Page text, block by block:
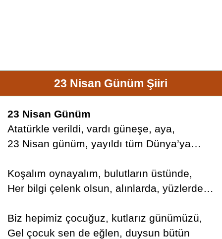
23 Nisan Günüm Şiiri
23 Nisan Günüm
Atatürkle verildi, vardı güneşe, aya,
23 Nisan günüm, yayıldı tüm Dünya’ya…
Koşalım oynayalım, bulutların üstünde,
Her bilgi çelenk olsun, alınlarda, yüzlerde…
Biz hepimiz çocuğuz, kutlarız günümüzü,
Gel çocuk sen de eğlen, duysun bütün